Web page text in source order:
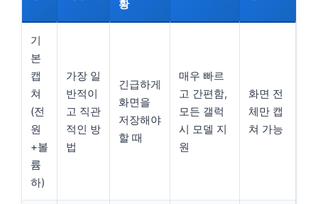
황
기
본
캡
쳐
(전
원
+볼
륨
하)
가장 일
반적이
고 직관
적인 방
법
긴급하게
화면을
저장해야
할 때
매우 빠르
고 간편함,
모든 갤럭
시 모델 지
원
화면 전
체만 캡
쳐 가능